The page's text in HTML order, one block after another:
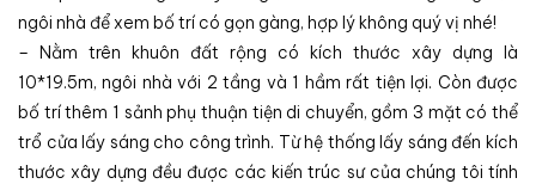
ngôi nhà để xem bố trí có gọn gàng, hợp lý không quý vị nhé!
– Nằm trên khuôn đất rộng có kích thước xây dựng là
10*19.5m, ngôi nhà với 2 tầng và 1 hầm rất tiện lợi. Còn được
bố trí thêm 1 sảnh phụ thuận tiện di chuyển, gồm 3 mặt có thể
trổ cửa lấy sáng cho công trình. Từ hệ thống lấy sáng đến kích
thước xây dựng đều được các kiến trúc sư của chúng tôi tính